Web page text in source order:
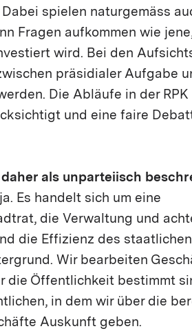
spielen naturgemäss
Fragen aufkommen wie
wird. Bei den
präsidialer Aufgabe
Die Abläufe in der RPK
und eine faire
als unparteiisch
Es handelt sich um eine
die Verwaltung und
die Effizienz des
Wir bearbeiten
die Öffentlichkeit bestimmt
in dem wir über die
Auskunft geben.